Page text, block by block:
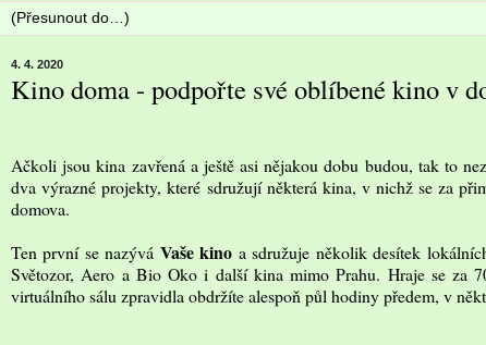
4. 4. 2020
Kino doma - podpořte své oblíbené kino v
Ačkoli jsou kina zavřená a ještě asi nějakou dobu budou, tak to
dva výrazné projekty, které sdružují některá kina, v nichž se za
domova.
Ten první se nazývá Vaše kino a sdružuje několik desítek
Světozor, Aero a Bio Oko i další kina mimo Prahu. Hraje se za
virtuálního sálu zpravidla obdržíte alespoň půl hodiny předem, v